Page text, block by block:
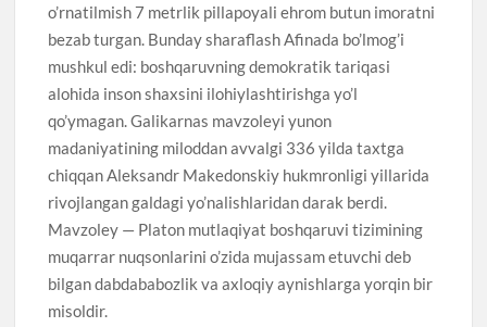
o’rnatilmish 7 metrlik pillapoyali ehrom butun imoratni
bezab turgan. Bunday sharaflash Afinada bo’lmog’i
mushkul edi: boshqaruvning demokratik tariqasi
alohida inson shaxsini ilohiylashtirishga yo’l
qo’ymagan. Galikarnas mavzoleyi yunon
madaniyatining miloddan avvalgi 336 yilda taxtga
chiqqan Aleksandr Makedonskiy hukmronligi yillarida
rivojlangan galdagi yo’nalishlaridan darak berdi.
Mavzoley — Platon mutlaqiyat boshqaruvi tizimining
muqarrar nuqsonlarini o’zida mujassam etuvchi deb
bilgan dabdababozlik va axloqiy aynishlarga yorqin bir
misoldir.